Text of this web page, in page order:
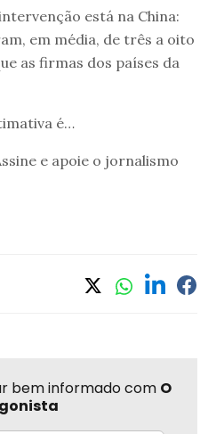
está na China:
em média, de três a oito
as firmas dos países da
é…
e apoie o jornalismo
bem informado com O